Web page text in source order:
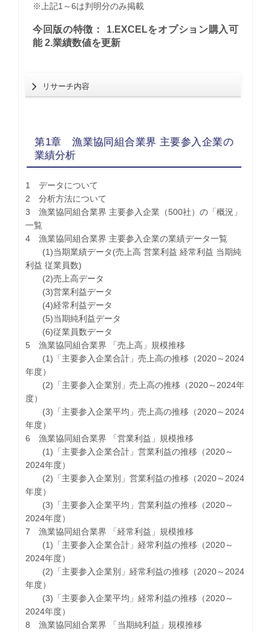
※上記1～6は判明分のみ掲載
今回版の特徴： 1.EXCELをオプション購入可
能 2.業績数値を更新
リサーチ内容
第1章 漁業協同組合業界 主要参入企業の
業績分析
1 データについて
2 分析方法について
3 漁業協同組合業界 主要参入企業（500社）の「概況」
一覧
4 漁業協同組合業界 主要参入企業の業績データ一覧
(1)当期業績データ(売上高 営業利益 経常利益 当期純
利益 従業員数)
(2)売上高データ
(3)営業利益データ
(4)経常利益データ
(5)当期純利益データ
(6)従業員数データ
5 漁業協同組合業界 「売上高」規模推移
(1)「主要参入企業合計」売上高の推移（2020～2024
年度）
(2)「主要参入企業別」売上高の推移（2020～2024年
度）
(3)「主要参入企業平均」売上高の推移（2020～2024
年度）
6 漁業協同組合業界 「営業利益」規模推移
(1)「主要参入企業合計」営業利益の推移（2020～
2024年度）
(2)「主要参入企業別」営業利益の推移（2020～2024
年度）
(3)「主要参入企業平均」営業利益の推移（2020～
2024年度）
7 漁業協同組合業界 「経常利益」規模推移
(1)「主要参入企業合計」経常利益の推移（2020～
2024年度）
(2)「主要参入企業別」経常利益の推移（2020～2024
年度）
(3)「主要参入企業平均」経常利益の推移（2020～
2024年度）
8 漁業協同組合業界 「当期純利益」規模推移